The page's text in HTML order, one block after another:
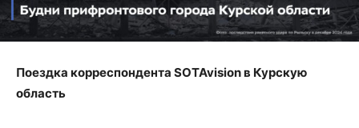
Поездка корреспондента SOTAvision в Курскую
область